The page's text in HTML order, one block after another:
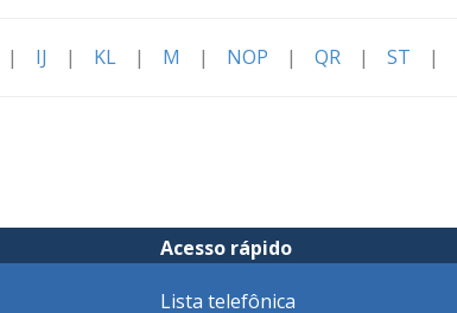
| IJ | KL | M | NOP | QR | ST |
Acesso rápido
Lista telefônica